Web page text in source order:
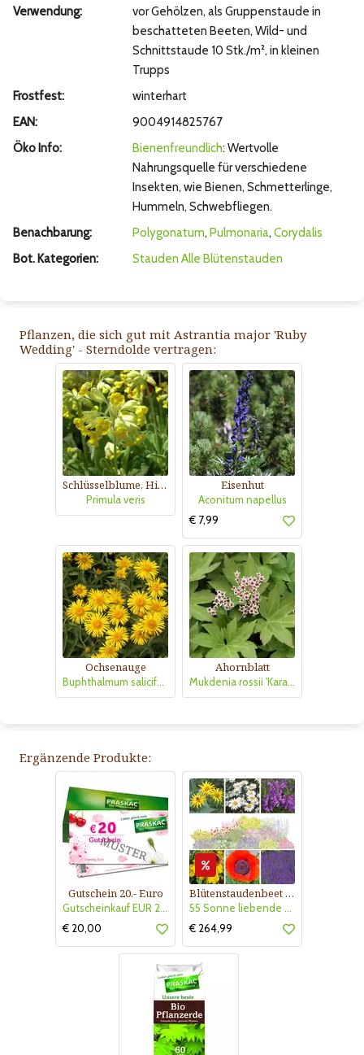
Verwendung:
vor Gehölzen, als Gruppenstaude in
beschatteten Beeten, Wild- und
Schnittstaude 10 Stk./m², in kleinen
Trupps
Frostfest:
winterhart
EAN:
9004914825767
Öko Info:
Bienenfreundlich: Wertvolle
Nahrungsquelle für verschiedene
Insekten, wie Bienen, Schmetterlinge,
Hummeln, Schwebfliegen.
Benachbarung:
Polygonatum, Pulmonaria, Corydalis
Bot. Kategorien:
Stauden Alle Blütenstauden
Pflanzen, die sich gut mit Astrantia major 'Ruby
Wedding' - Sterndolde vertragen:
Schlüsselblume, Himmelsschlüssel
Primula veris
Eisenhut
Aconitum napellus
€ 7,99
Ochsenauge
Buphthalmum salicifolium
Ahornblatt
Mukdenia rossii 'Karasuba'
Ergänzende Produkte:
Gutschein 20.- Euro
Gutscheinkauf EUR 20.-
€ 20,00
Blütenstaudenbeet Kollektion Nr. 504
55 Sonne liebende Stauden für 6 m² Beet mit Pflanzplan
€ 264,99